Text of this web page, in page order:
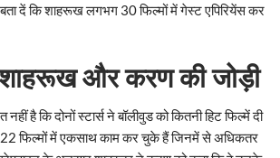
दें कि शाहरूख लगभग 30 फिल्मों में गेस्ट एपिरियेंस कर
और करण की जोड़ी
है कि दोनों स्टार्स ने बॉलीवुड को कितनी हिट फिल्में दी
फिल्मों में एकसाथ काम कर चुके हैं जिनमें से अधिकतर